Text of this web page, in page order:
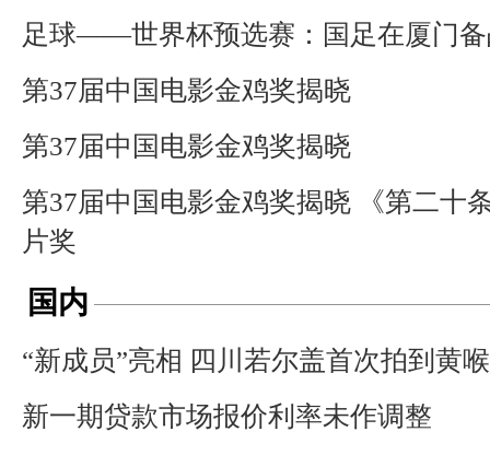
足球——世界杯预选赛：国足在厦门
第37届中国电影金鸡奖揭晓
第37届中国电影金鸡奖揭晓
第37届中国电影金鸡奖揭晓 《第二十
片奖
国内
“新成员”亮相 四川若尔盖首次拍到黄
新一期贷款市场报价利率未作调整